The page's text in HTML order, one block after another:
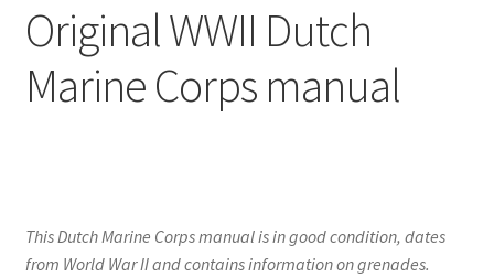
Original WWII Dutch
Marine Corps manual
This Dutch Marine Corps manual is in good condition, dates
from World War II and contains information on grenades.